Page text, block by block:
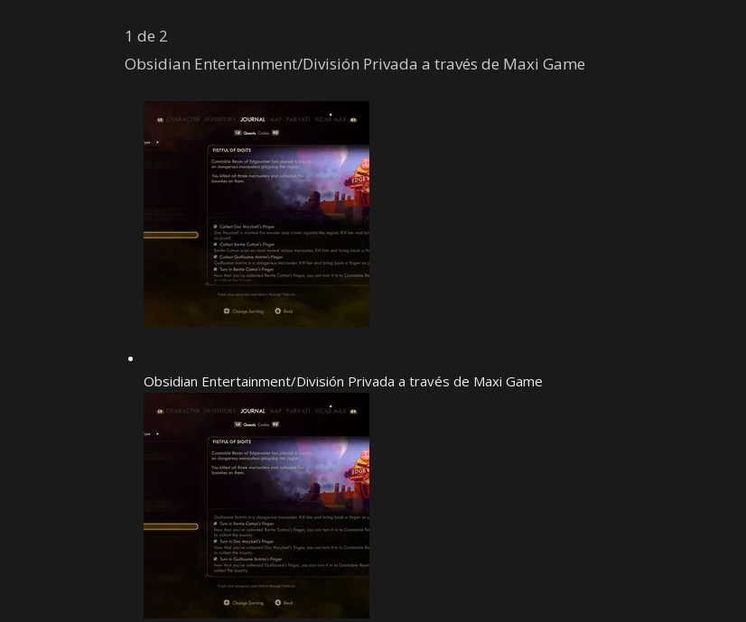
1 de 2
Obsidian Entertainment/División Privada a través de Maxi Game
Obsidian Entertainment/División Privada a través de Maxi Game